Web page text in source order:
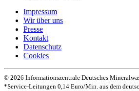
Impressum
Wir über uns
Presse
Kontakt
Datenschutz­
Cookies
© 2026 Informationszentrale Deutsches
*Service-Leitungen 0,14 Euro/Min. aus dem